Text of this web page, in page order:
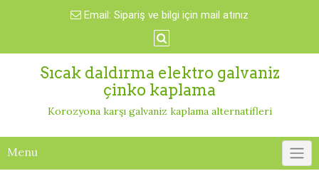
Email: Sipariş ve bilgi için mail atınız
Sıcak daldırma elektro galvaniz
çinko kaplama
Korozyona karşı galvaniz kaplama alternatifleri
Menu